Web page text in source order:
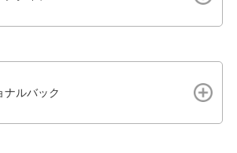
ナルバック